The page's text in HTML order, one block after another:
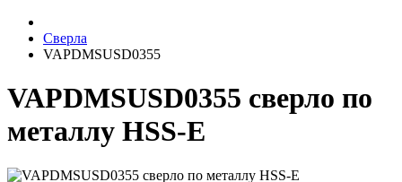
Сверла
VAPDMSUSD0355
VAPDMSUSD0355 сверло по
металлу HSS-E